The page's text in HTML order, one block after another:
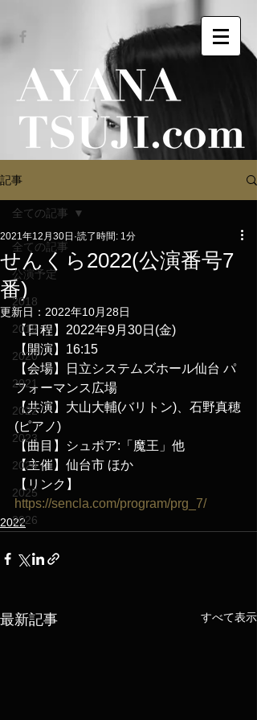
記事
全ての記事
公演予定
2018
2019
2020
2021
2022
2023
2024
2025
2026
全ての記事
せんくら2022(公演番号7
番)
2021年12月30日 読了時間: 1分
更新日： 2022年10月28日
【日程】2022年9月30日(金)
【開演】16:15
【会場】日立システムズホール仙台 パ
フォーマンス広場
【共演】大山大輔(バリトン)、石野真穂
(ピアノ)
【曲目】シュポア:「魔王」他
【主催】仙台市 ほか
【リンク】
https://sencla.com/program/prg_7/
2022
最新記事 すべて表示